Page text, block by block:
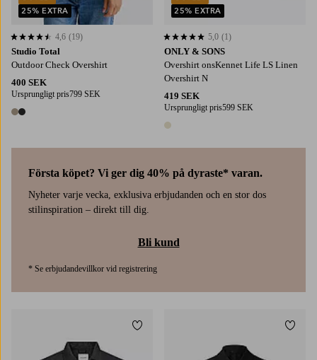
Studio Total
Outdoor Check Overshirt
400 SEK
Ursprungligt pris799 SEK
2 färger
4,6 baserat på 19 st betyg
4,6 (19)
25% EXTRA
ONLY & SONS
Overshirt onsKennet Life LS Linen
Overshirt N
419 SEK
Ursprungligt pris599 SEK
1 färg
5,0 baserat på 1 st betyg
5,0 (1)
25% EXTRA
Första köpet? Vi ger dig 40% på dyraste* varan.
Nyheter varje vecka, exklusiva erbjudanden och en stor dos
stilinspiration – direkt till dig.
Bli kund
* Se erbjudandevillkor vid registrering
Lägg till i favoriter
2XL